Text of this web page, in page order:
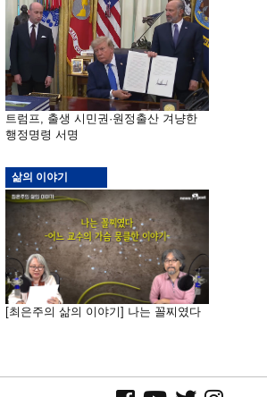
트럼프, 출생 시민권·원정출산 겨냥한
행정명령 서명
삶의 이야기
[최은주의 삶의 이야기] 나는 꼴찌였다